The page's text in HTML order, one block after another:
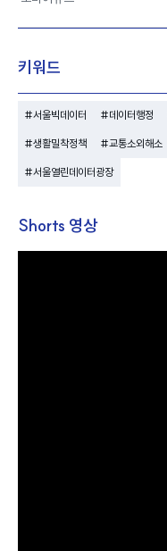
키워드
#서울빅데이터 #데이터행정
#생활밀착정책 #교통소외해소
#서울열린데이터광장
Shorts 영상